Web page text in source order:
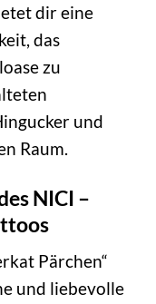
dir eine
das
zu
und
Raum.
NICI –
Pärchen“
und liebevolle